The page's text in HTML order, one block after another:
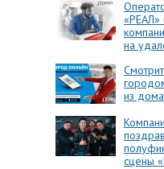
«РЕАЛ»
на
из дома
сцены